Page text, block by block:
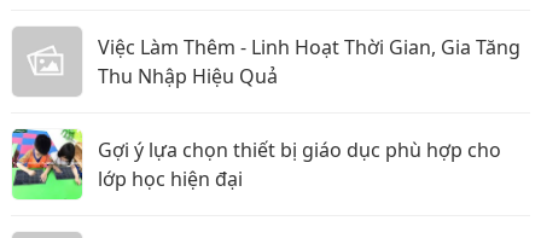
Việc Làm Thêm - Linh Hoạt Thời Gian, Gia Tăng
Thu Nhập Hiệu Quả
Gợi ý lựa chọn thiết bị giáo dục phù hợp cho
lớp học hiện đại